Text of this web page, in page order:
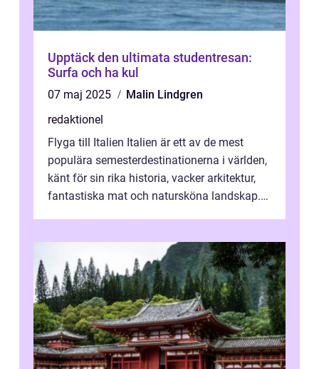
Upptäck den ultimata studentresan:
Surfa och ha kul
07 maj 2025
Malin Lindgren
redaktionel
Flyga till Italien Italien är ett av de mest
populära semesterdestinationerna i världen,
känt för sin rika historia, vacker arkitektur,
fantastiska mat och natursköna landskap.